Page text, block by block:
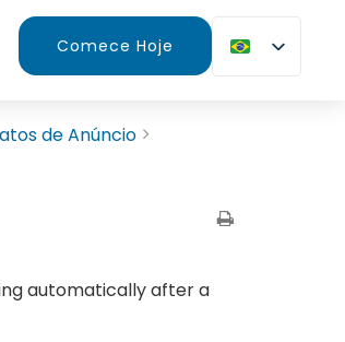
Comece Hoje
de Anúncio
automatically after a